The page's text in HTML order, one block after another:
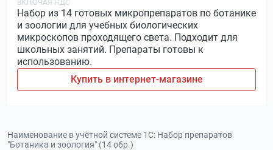
Набор из 14 готовых микропрепаратов по ботанике
и зоологии для учебных биологических
микроскопов проходящего света. Подходит для
школьных занятий. Препараты готовы к
использованию.
Купить в интернет-магазине
Наименование в учётной системе 1С: Набор препаратов
"Ботаника и зоология" (14 обр.)